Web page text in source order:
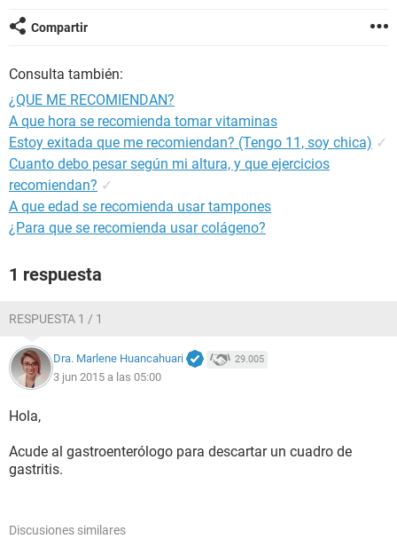
Compartir
Consulta también:
¿QUE ME RECOMIENDAN?
A que hora se recomienda tomar vitaminas
Estoy exitada que me recomiendan? (Tengo 11, soy chica) ✓
Cuanto debo pesar según mi altura, y que ejercicios
recomiendan? ✓
A que edad se recomienda usar tampones
¿Para que se recomienda usar colágeno?
1 respuesta
RESPUESTA 1 / 1
Dra. Marlene Huancahuari 29.005
3 jun 2015 a las 05:00
Hola,
Acude al gastroenterólogo para descartar un cuadro de
gastritis.
Discusiones similares